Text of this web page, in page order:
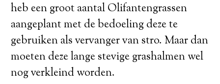
heb een groot aantal Olifantengrassen
aangeplant met de bedoeling deze te
gebruiken als vervanger van stro. Maar dan
moeten deze lange stevige grashalmen wel
nog verkleind worden.